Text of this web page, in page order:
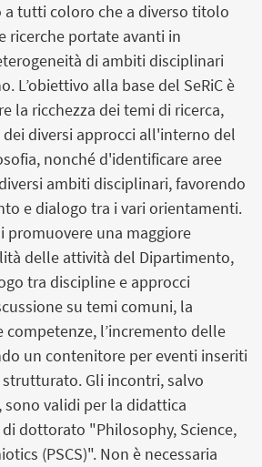
tutti coloro che a diverso titolo
ricerche portate avanti in
di ambiti disciplinari
L’obiettivo alla base del SeRiC è
la ricchezza dei temi di ricerca,
diversi approcci all'interno del
nonché d'identificare aree
ambiti disciplinari, favorendo
e dialogo tra i vari orientamenti.
promuovere una maggiore
delle attività del Dipartimento,
tra discipline e approcci
su temi comuni, la
competenze, l’incremento delle
un contenitore per eventi inseriti
Gli incontri, salvo
sono validi per la didattica
dottorato "Philosophy, Science,
(PSCS)". Non è necessaria